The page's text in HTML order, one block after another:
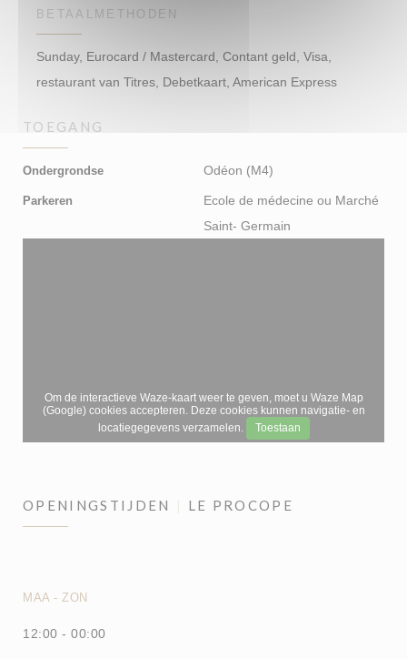
BETAALMETHODEN
Sunday, Eurocard / Mastercard, Contant geld, Visa,
restaurant van Titres, Debetkaart, American Express
TOEGANG
Ondergrondse Odéon (M4)
Parkeren
Ecole de médecine ou Marché
Saint- Germain
Om de interactieve Waze-kaart weer te geven, moet u Waze Map
(Google) cookies accepteren. Deze cookies kunnen navigatie- en
locatiegegevens verzamelen.
Toestaan
OPENINGSTIJDEN LE PROCOPE
MAA - ZON
12:00 - 00:00